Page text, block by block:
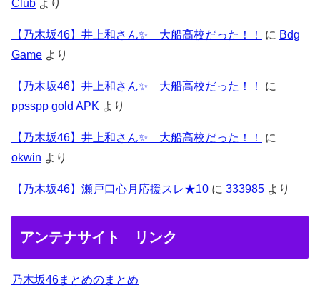
Club より
【乃木坂46】井上和さん✨ 大船高校だった！！ に Bdg
Game より
【乃木坂46】井上和さん✨ 大船高校だった！！
に
ppsspp gold APK より
【乃木坂46】井上和さん✨ 大船高校だった！！
に
okwin より
【乃木坂46】瀬戸口心月応援スレ★10 に 333985 より
アンテナサイト リンク
乃木坂46まとめのまとめ